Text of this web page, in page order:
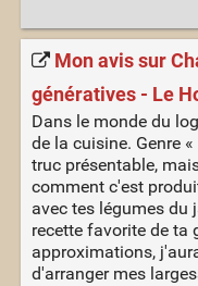
Mon avis sur
génératives - Le
Dans le monde du
de la cuisine. Genre
truc présentable,
comment c'est
avec tes légumes du
recette favorite de ta
approximations,
d'arranger mes